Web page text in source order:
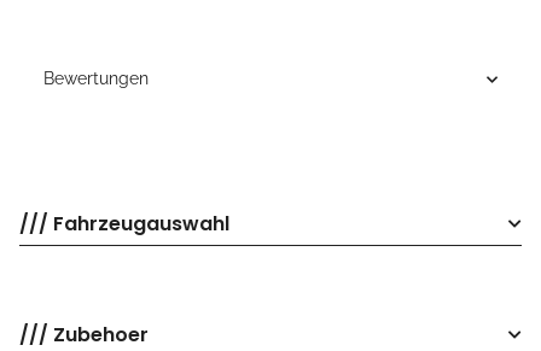
Bewertungen
/// Fahrzeugauswahl
/// Zubehoer